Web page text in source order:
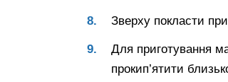
Зверху покласти
Для приготування
прокип’ятити